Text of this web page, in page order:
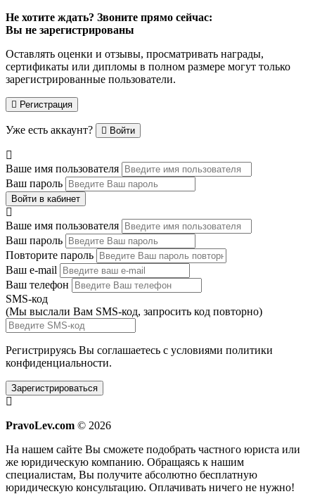
Не хотите ждать? Звоните прямо сейчас:
Вы не зарегистрированы
Оставлять оценки и отзывы, просматривать награды,
сертификаты или дипломы в полном размере могут только
зарегистрированные пользователи.
Регистрация
Уже есть аккаунт? Войти
Ваше имя пользователя
Ваш пароль
Войти в кабинет
Ваше имя пользователя
Ваш пароль
Повторите пароль
Ваш e-mail
Ваш телефон
SMS-код
(Мы выслали Вам SMS-код, запросить код повторно)
Регистрируясь Вы соглашаетесь с условиями политики
конфиденциальности.
Зарегистрироваться
PravoLev.com © 2026
На нашем сайте Вы сможете подобрать частного юриста или
же юридическую компанию. Обращаясь к нашим
специалистам, Вы получите абсолютно бесплатную
юридическую консультацию. Оплачивать ничего не нужно!